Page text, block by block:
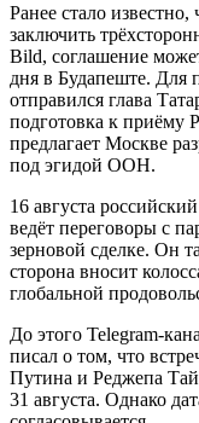
Ранее стало
заключить
Bild, соглашение
дня в Будапеште. Для
отправился глава
подготовка к
предлагает Москве
под эгидой ООН.
16 августа
ведёт переговоры с
зерновой сделке. Он
сторона вносит
глобальной
До этого Telegram-
писал о том, что
Путина и Реджепа
31 августа. Однако